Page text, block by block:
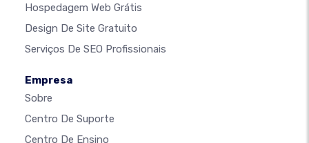
Hospedagem Web Grátis
Design De Site Gratuito
Serviços De SEO Profissionais
Empresa
Sobre
Centro De Suporte
Centro De Ensino